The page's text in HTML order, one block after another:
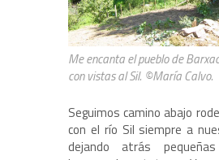
Me encanta el pueblo de
con vistas al Sil. ©María Calvo.
Seguimos camino abajo
con el río Sil siempre a
dejando atrás